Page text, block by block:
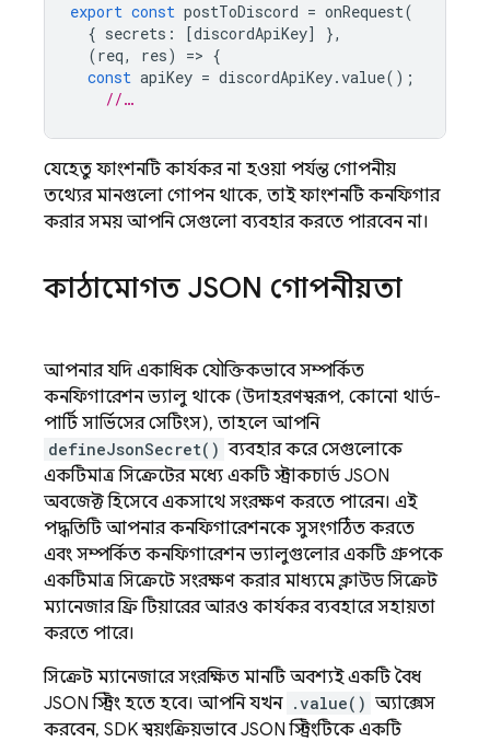
export const postToDiscord = onRequest(
{ secrets : [discordApiKey]
},
(req, res) => {
const apiKey = discordApiKey.value();
//…
যেহেতু ফাংশনটি কার্যকর না হওয়া পর্যন্ত গোপনীয়
তথ্যের মানগুলো গোপন থাকে, তাই ফাংশনটি কনফিগার
করার সময় আপনি সেগুলো ব্যবহার করতে পারবেন না।
কাঠামোগত JSON গোপনীয়তা
আপনার যদি একাধিক যৌক্তিকভাবে সম্পর্কিত
কনফিগারেশন ভ্যালু থাকে (উদাহরণস্বরূপ, কোনো থার্ড-
পার্টি সার্ভিসের সেটিংস), তাহলে আপনি
defineJsonSecret() ব্যবহার করে সেগুলোকে
একটিমাত্র সিক্রেটের মধ্যে একটি স্ট্রাকচার্ড JSON
অবজেক্ট হিসেবে একসাথে সংরক্ষণ করতে পারেন। এই
পদ্ধতিটি আপনার কনফিগারেশনকে সুসংগঠিত করতে
এবং সম্পর্কিত কনফিগারেশন ভ্যালুগুলোর একটি গ্রুপকে
একটিমাত্র সিক্রেটে সংরক্ষণ করার মাধ্যমে ক্লাউড সিক্রেট
ম্যানেজার ফ্রি টিয়ারের আরও কার্যকর ব্যবহারে সহায়তা
করতে পারে।
সিক্রেট ম্যানেজারে সংরক্ষিত মানটি অবশ্যই একটি বৈধ
JSON স্ট্রিং হতে হবে। আপনি যখন .value() অ্যাক্সেস
করবেন, SDK স্বয়ংক্রিয়ভাবে JSON স্ট্রিংটিকে একটি